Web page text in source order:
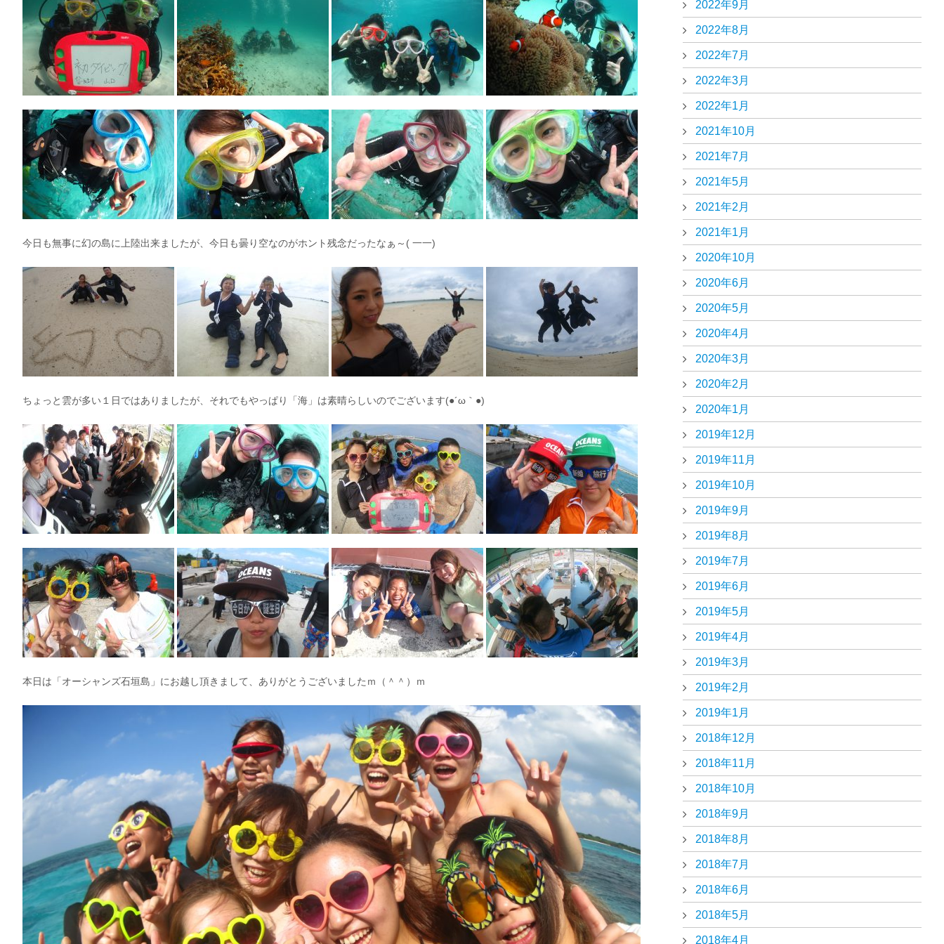
今日も無事に幻の島に上陸出来ましたが、今日も曇り空なのがホント残念だったなぁ～( 一一)
ちょっと雲が多い１日ではありましたが、それでもやっぱり「海」は素晴らしいのでございます(●´ω｀●)
本日は「オーシャンズ石垣島」にお越し頂きまして、ありがとうございましたｍ（＾＾）ｍ
2022年9月
2022年8月
2022年7月
2022年3月
2022年1月
2021年10月
2021年7月
2021年5月
2021年2月
2021年1月
2020年10月
2020年6月
2020年5月
2020年4月
2020年3月
2020年2月
2020年1月
2019年12月
2019年11月
2019年10月
2019年9月
2019年8月
2019年7月
2019年6月
2019年5月
2019年4月
2019年3月
2019年2月
2019年1月
2018年12月
2018年11月
2018年10月
2018年9月
2018年8月
2018年7月
2018年6月
2018年5月
2018年4月